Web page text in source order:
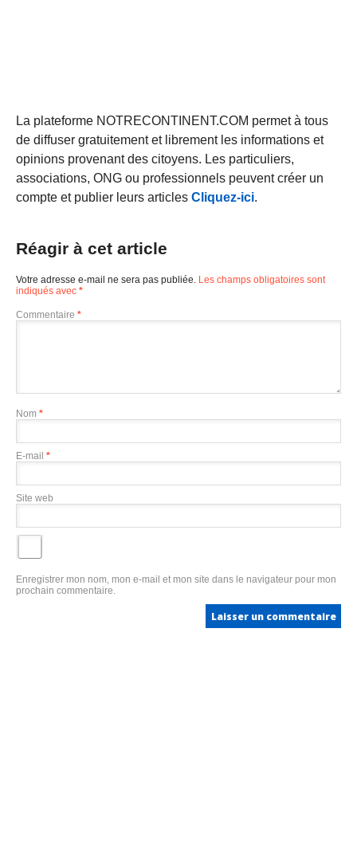
La plateforme NOTRECONTINENT.COM permet à tous
de diffuser gratuitement et librement les informations et
opinions provenant des citoyens. Les particuliers,
associations, ONG ou professionnels peuvent créer un
compte et publier leurs articles Cliquez-ici.
Réagir à cet article
Votre adresse e-mail ne sera pas publiée. Les champs obligatoires sont
indiqués avec *
Commentaire *
Nom *
E-mail *
Site web
Enregistrer mon nom, mon e-mail et mon site dans le navigateur pour mon
prochain commentaire.